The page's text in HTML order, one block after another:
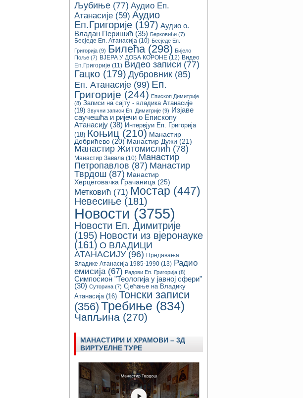
Љубиње (77) Аудио Еп.
Атанасије (59) Аудио
Еп.Григорије (197) Аудио о.
Владан Перишић (35) Берковићи (7)
Бесједе Еп. Атанасија (10) Бесједе Еп.
Григорија (9) Билећа(298) Бијело
Поље (7) ВЈЕРА У ДОБА КОРОНЕ (12) Видео
Еп.Григорије (11) Видео записи (77)
Гацко (179) Дубровник (85)
Еп. Атанасије (99) Еп.
Григорије (244) Епископ Димитрије
(8) Записи на сајту - владика Атанасије
(19) Звучни записи Еп. Димитрије (9) Изјаве
саучешћа и ријечи о Епископу
Атанасију (38) Интервјуи Еп. Григорија
(18) Коњиц (210) Манастир
Добрићево (20) Манастир Дужи (21)
Манастир Житомислић (78)
Манастир Завала (10) Манастир
Петропавлов (87) Манастир
Тврдош (87) Манастир
Херцеговачка Грачаница (25)
Метковић (71) Мостар (447)
Невесиње (181)
Новости (3755)
Новости Еп. Димитрије
(195) Новости из вјеронауке
(161) О ВЛАДИЦИ
АТАНАСИЈУ(96) Предавања
Владике Атанасија 1985-1990 (13) Радио
емисија(67) Радови Еп. Григорија (8)
Симпосион "Теологија у јавној сфери"
(30) Суторина (7) Сјећање на Владику
Атанасија(16) Тонски записи
(356) Требиње (834)
Чапљина (270)
МАНАСТИРИ И ХРАМОВИ – 3Д
ВИРТУЕЛНЕ ТУРЕ